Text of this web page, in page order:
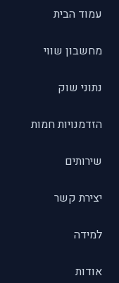
עמוד הבית
מחשבון שווי
נתוני שוק
הזדמנויות חמות
שירותים
יצירת קשר
למידה
אודות